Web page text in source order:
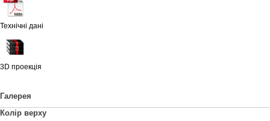
Технічні дані
3D проекція
Галерея
Колір верху